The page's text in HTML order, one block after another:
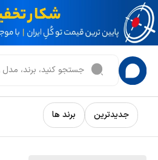
جدیدترین برند ها